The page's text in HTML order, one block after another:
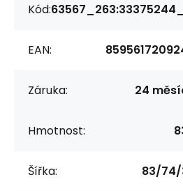
Kód:
EAN:
Záruka: 24
Hmotnost:
Šířka: 83/74/